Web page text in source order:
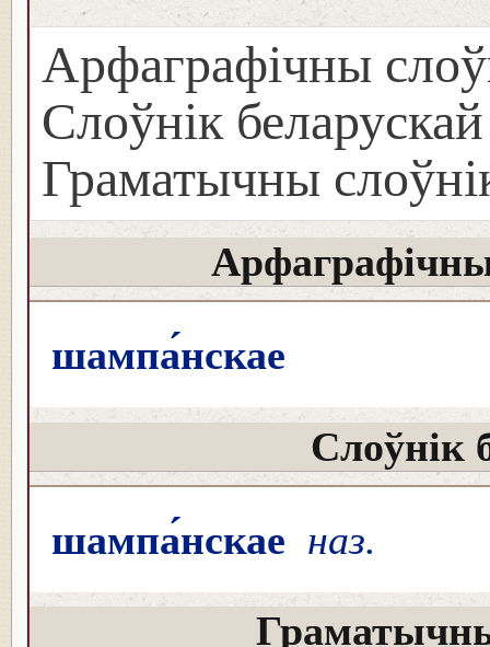
Арфаграфічны
Слоўнік
Граматычны
шампа́нскае
Слоўнік
шампа́нскае наз.